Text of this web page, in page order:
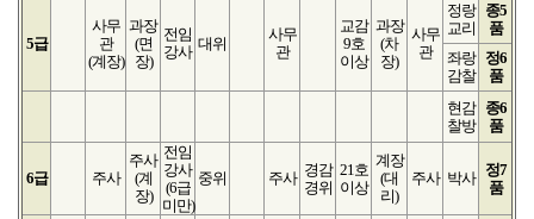
5급
사무
관
(계장)
과장
(면
장)
전임
강사 대위
사무
관
교감
9호
이상
과장
(차
장)
사무
관
정랑
교리
종5
품
좌랑
감찰
정6
품
현감
찰방
종6
품
6급 주사
주사
(계
장)
전임
강사
(6급
미만)
중위 주사 경감
경위
21호
이상
계장
(대
리)
주사 박사
정7
품